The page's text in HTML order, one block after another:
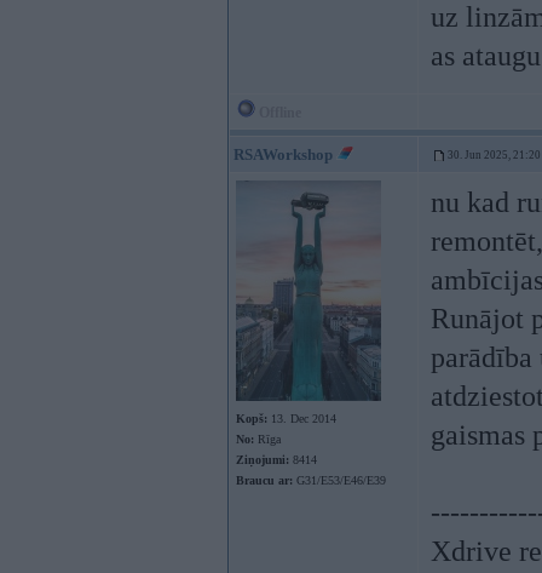
uz
as
RSAWorkshop 30. Jun 2025, 21:20
Kopš: 13. Dec 2014
No: Rīga
Ziņojumi: 8414
Braucu ar: G31/E53/E46/E39
nu kad
Runājot
gaismas
Xdrive